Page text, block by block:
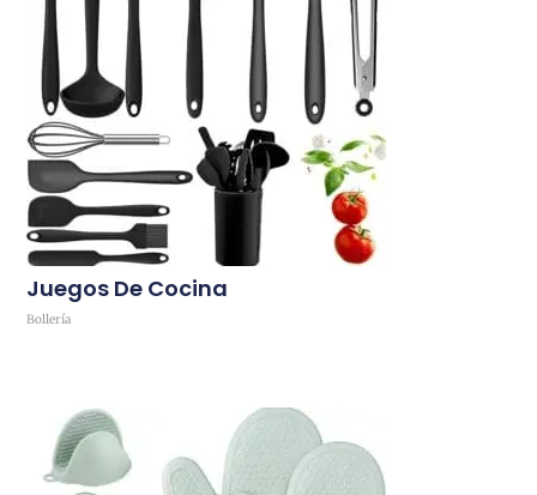
Juegos De Cocina
Bollería